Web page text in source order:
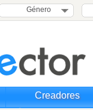
Género
Creadores